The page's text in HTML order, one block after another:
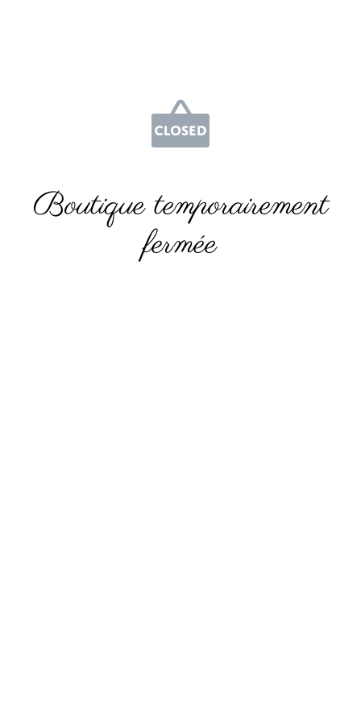
Boutique temporairement
fermée